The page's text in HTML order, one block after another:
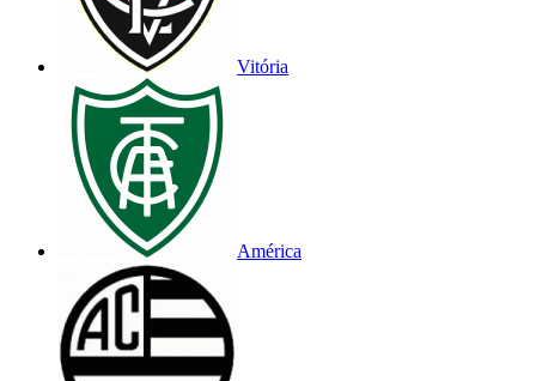
Vitória
América